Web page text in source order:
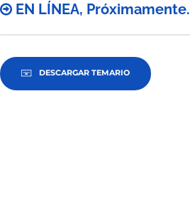
EN LÍNEA,
DESCARGAR TEMARIO